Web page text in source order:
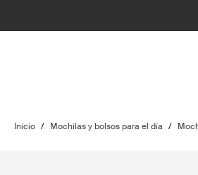
Inicio / Mochilas y bolsos para el día /